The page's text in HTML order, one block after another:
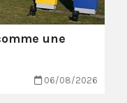
une
06/08/2026